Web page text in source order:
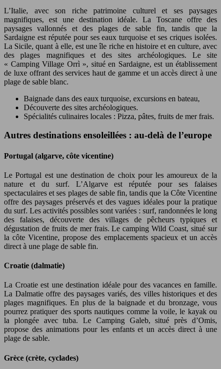
L’Italie, avec son riche patrimoine culturel et ses paysages
magnifiques, est une destination idéale. La Toscane offre des
paysages vallonnés et des plages de sable fin, tandis que la
Sardaigne est réputée pour ses eaux turquoise et ses criques isolées.
La Sicile, quant à elle, est une île riche en histoire et en culture, avec
des plages magnifiques et des sites archéologiques. Le site
« Camping Village Orrì », situé en Sardaigne, est un établissement
de luxe offrant des services haut de gamme et un accès direct à une
plage de sable blanc.
Baignade dans des eaux turquoise, excursions en bateau,
Découverte des sites archéologiques.
Spécialités culinaires locales : Pizza, pâtes, fruits de mer frais.
Autres destinations ensoleillées : au-delà de l’europe
Portugal (algarve, côte vicentine)
Le Portugal est une destination de choix pour les amoureux de la
nature et du surf. L’Algarve est réputée pour ses falaises
spectaculaires et ses plages de sable fin, tandis que la Côte Vicentine
offre des paysages préservés et des vagues idéales pour la pratique
du surf. Les activités possibles sont variées : surf, randonnées le long
des falaises, découverte des villages de pêcheurs typiques et
dégustation de fruits de mer frais. Le camping Wild Coast, situé sur
la côte Vicentine, propose des emplacements spacieux et un accès
direct à une plage de sable fin.
Croatie (dalmatie)
La Croatie est une destination idéale pour des vacances en famille.
La Dalmatie offre des paysages variés, des villes historiques et des
plages magnifiques. En plus de la baignade et du bronzage, vous
pourrez pratiquer des sports nautiques comme la voile, le kayak ou
la plongée avec tuba. Le Camping Galeb, situé près d’Omis,
propose des animations pour les enfants et un accès direct à une
plage de sable.
Grèce (crète, cyclades)